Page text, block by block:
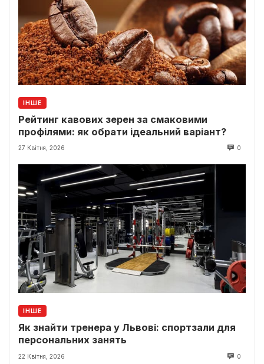
ІНШЕ
Рейтинг кавових зерен за смаковими
профілями: як обрати ідеальний варіант?
27 Квітня, 2026 0
ІНШЕ
Як знайти тренера у Львові: спортзали для
персональних занять
22 Квітня, 2026 0